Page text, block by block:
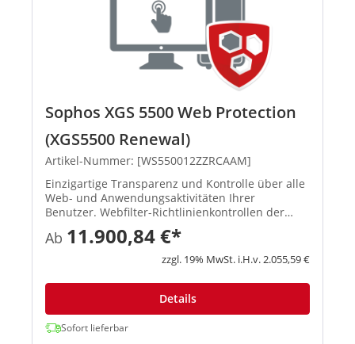
Sophos XGS 5500 Web Protection
(XGS5500 Renewal)
Artikel-Nummer: [WS550012ZZRCAAM]
Einzigartige Transparenz und Kontrolle über alle
Web- und Anwendungsaktivitäten Ihrer
Benutzer. Webfilter-Richtlinienkontrollen der
Enterprise-Klasse und einzigartiger Schutz mit
benutzer- und gruppenbasierten Next-Gen-
Anwendungskontrollen. Leistungs...
Ab 11.900,84 €*
zzgl. 19% MwSt. i.H.v. 2.055,59 €
Details
Sofort lieferbar